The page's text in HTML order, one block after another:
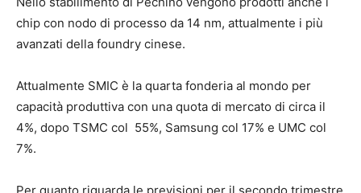
chip con nodo di processo da 14 nm, attualmente i più
avanzati della foundry cinese.
Attualmente SMIC è la quarta fonderia al mondo per
capacità produttiva con una quota di mercato di circa il
4%, dopo TSMC col 55%, Samsung col 17% e UMC col
7%.